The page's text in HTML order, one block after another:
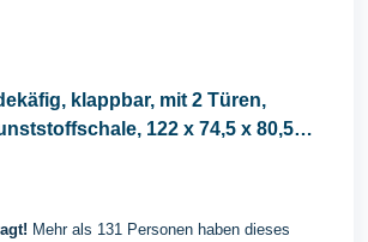
klappbar, mit 2 Türen,
122 x 74,5 x 80,5
Mehr als 131 Personen haben dieses